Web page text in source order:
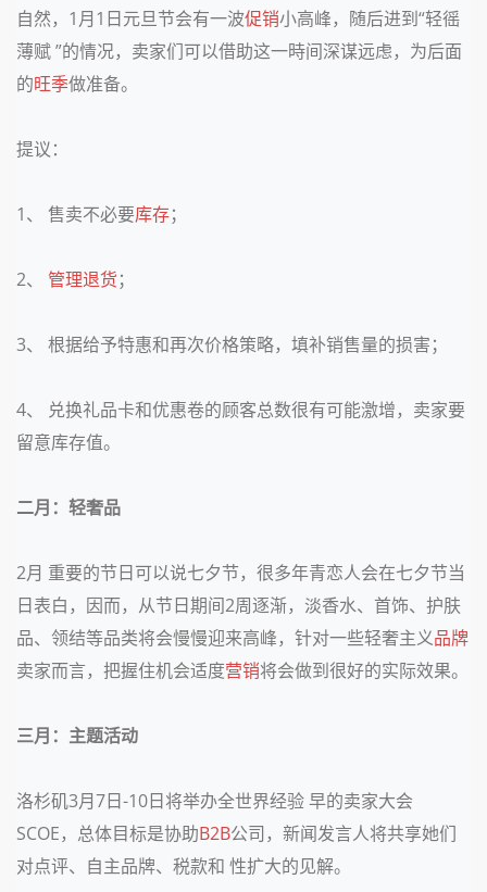
自然， 1月1 日元旦节会有一波促销小高峰，随后进到“轻徭
薄赋 ”的情况，卖家们可以借助这一時间深谋远虑，为后面
的旺季做准备。
提议：
1、 售卖不必要库存；
2、 管理退货；
3、 根据给予特惠和再次价格策略，填补销售量的损害；
4、 兑换礼品卡和优惠卷的顾客总数很有可能激增，卖家要
留意库存值。
二月：轻奢品
2月 重要的节日可以说七夕节，很多年青恋人会在七夕节当
日表白，因而，从节日期间2周逐渐，淡香水、首饰、护肤
品、领结等品类将会慢慢迎来高峰，针对一些轻奢主义品牌
卖家而言，把握住机会适度营销将会做到很好的实际效果。
三月：主题活动
洛杉矶3月7日-10日将举办全世界经验 早的卖家大会
SCOE，总体目标是协助B2B公司，新闻发言人将共享她们
对点评、自主品牌、税款和 性扩大的见解。